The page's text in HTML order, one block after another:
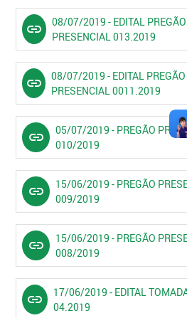
link
08/07/2019 - EDITAL PREGÃO
PRESENCIAL 013.2019
link
08/07/2019 - EDITAL PREGÃO
PRESENCIAL 0011.2019
link
05/07/2019 - PREGÃO
010/2019
link
15/06/2019 - PREGÃO
009/2019
link
15/06/2019 - PREGÃO
008/2019
link
17/06/2019 - EDITAL
04.2019